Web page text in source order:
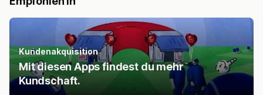
Kundenakquisition
Mit diesen Apps findest du mehr
Kundschaft.